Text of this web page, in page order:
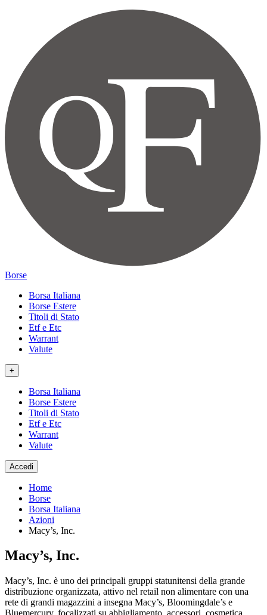
Borse
Borsa Italiana
Borse Estere
Titoli di Stato
Etf e Etc
Warrant
Valute
+
Borsa Italiana
Borse Estere
Titoli di Stato
Etf e Etc
Warrant
Valute
Accedi
Home
Borse
Borsa Italiana
Azioni
Macy’s, Inc.
Macy’s, Inc.
Macy’s, Inc. è uno dei principali gruppi statunitensi della grande
distribuzione organizzata, attivo nel retail non alimentare con una
rete di grandi magazzini a insegna Macy’s, Bloomingdale’s e